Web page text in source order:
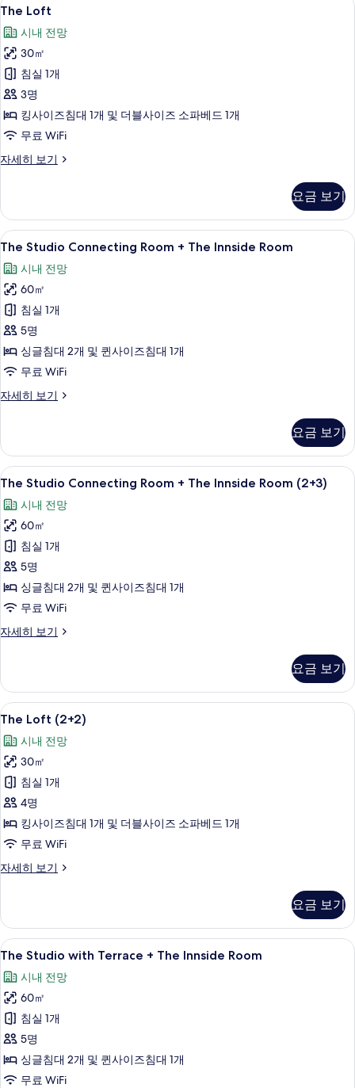
세
보
기
Loft
사
진
모
두
보
기
5
The Loft
시내 전망
30㎡
침실 1개
3명
킹사이즈침대 1개 및 더블사이즈 소파베드 1개
무료 WiFi
자세히 보기
The
히
보
기
요금 보기
The
Studio
Connecting
Room
+
The
Innside
Room
진
두
보
기
5
The Studio Connecting Room + The Innside Room
시내 전망
60㎡
침실 1개
5명
싱글침대 2개 및 퀸사이즈침대 1개
무료 WiFi
자세히 보기
The
+
The
Innside
자
세
히
보
기
요금 보기
The
Studio
Connecting
Room
+
The
Innside
Room
(2+3)
사
모
두
보
기
5
The Studio Connecting Room + The Innside Room (2+3)
시내 전망
60㎡
침실 1개
5명
싱글침대 2개 및 퀸사이즈침대 1개
무료 WiFi
자세히 보기
The
+
The
Innside
(2+3)
자
세
히
보
기
요금 보기
The
Loft
(2+2)
사
진
모
두
보
기
5
The Loft (2+2)
시내 전망
30㎡
침실 1개
4명
킹사이즈침대 1개 및 더블사이즈 소파베드 1개
무료 WiFi
자세히 보기
The
세
히
보
요금 보기
The
Studio
with
Terrace
+
The
Innside
Room
5
The Studio with Terrace + The Innside Room
시내 전망
60㎡
침실 1개
5명
싱글침대 2개 및 퀸사이즈침대 1개
무료 WiFi